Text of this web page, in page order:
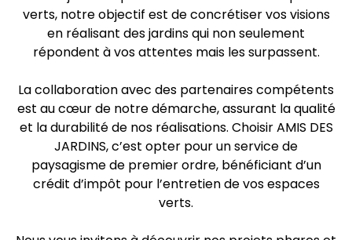
verts, notre objectif est de concrétiser vos visions
en réalisant des jardins qui non seulement
répondent à vos attentes mais les surpassent.
La collaboration avec des partenaires compétents
est au cœur de notre démarche, assurant la qualité
et la durabilité de nos réalisations. Choisir AMIS DES
JARDINS, c’est opter pour un service de
paysagisme de premier ordre, bénéficiant d’un
crédit d’impôt pour l’entretien de vos espaces
verts.